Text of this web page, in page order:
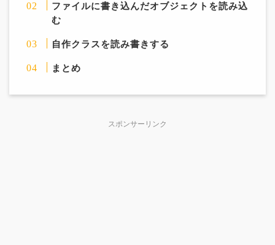
ファイルに書き込んだオブジェクトを読み込
む
自作クラスを読み書きする
まとめ
スポンサーリンク